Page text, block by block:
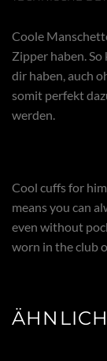
Coole
Zipper haben.
dir haben, auch
somit perfekt
werden.
Cool cuffs for
means you can
even without
worn in the club